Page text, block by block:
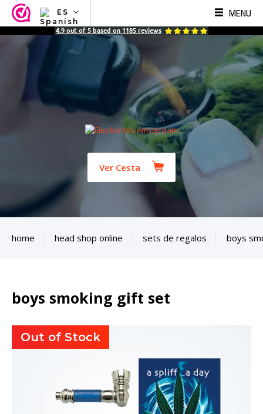
ES
NL
ES
MENU
4.9 out of 5 based on 1185 reviews
Ver Cesta
home head shop online sets de regalos boys
boys smoking gift set
Out of Stock